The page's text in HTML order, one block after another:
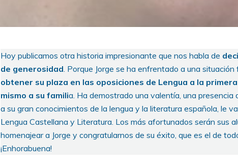
Hoy publicamos otra historia impresionante que nos habla de
de generosidad. Porque Jorge se ha enfrentado a una
obtener su plaza en las oposiciones de Lengua a la
mismo a su familia. Ha demostrado una valentía, una presencia
a su gran conocimientos de la lengua y la literatura española, le
Lengua Castellana y Literatura. Los más afortunados serán sus
homenajear a Jorge y congratularnos de su éxito, que es el de
¡Enhorabuena!